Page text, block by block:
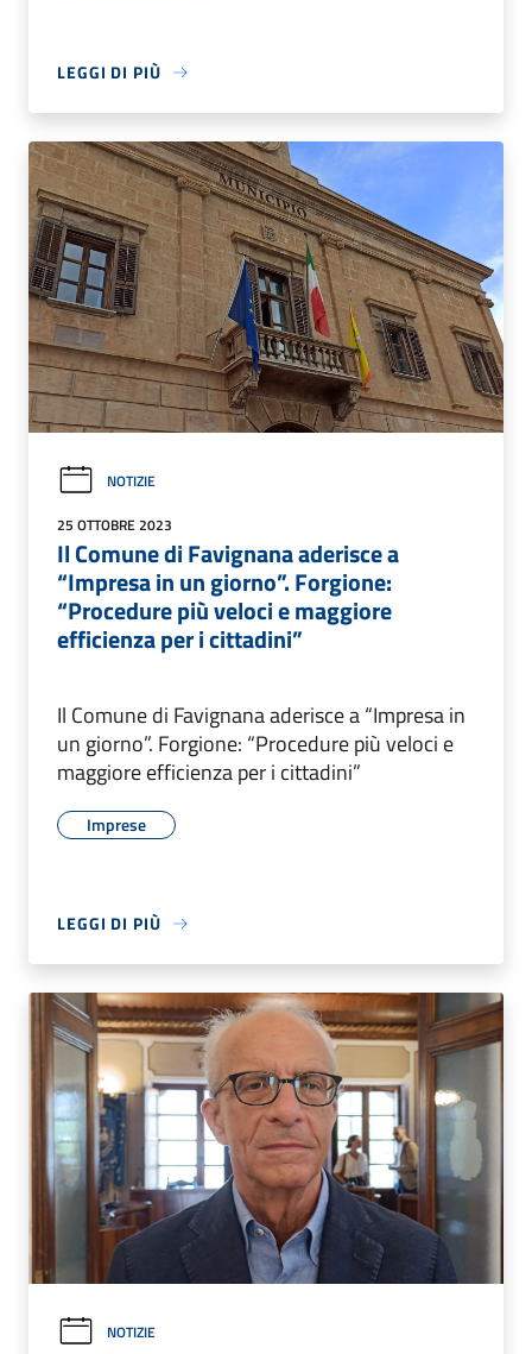
LEGGI DI PIÙ
NOTIZIE
25 OTTOBRE 2023
Il Comune di Favignana aderisce a
“Impresa in un giorno”. Forgione:
“Procedure più veloci e maggiore
efficienza per i cittadini”
Il Comune di Favignana aderisce a “Impresa in
un giorno”. Forgione: “Procedure più veloci e
maggiore efficienza per i cittadini”
Imprese
LEGGI DI PIÙ
NOTIZIE